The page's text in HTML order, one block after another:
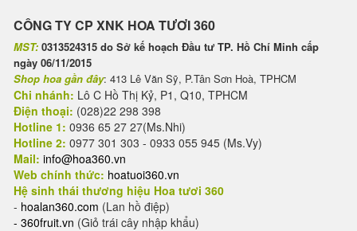
CÔNG TY CP XNK HOA TƯƠI 360
MST: 0313524315 do Sở kế hoạch Đầu tư TP. Hồ Chí Minh cấp
ngày 06/11/2015
Shop hoa gần đây: 413 Lê Văn Sỹ, P.Tân Sơn Hoà, TPHCM
Chi nhánh: Lô C Hồ Thị Kỷ, P1, Q10, TPHCM
Điện thoại: (028)22 298 398
Hotline 1: 0936 65 27 27(Ms.Nhi)
Hotline 2: 0977 301 303 - 0933 055 945 (Ms.Vy)
Mail: info@hoa360.vn
Web chính thức: hoatuoi360.vn
Hệ sinh thái thương hiệu Hoa tươi 360
- hoalan360.com (Lan hồ điệp)
- 360fruit.vn (Giỏ trái cây nhập khẩu)